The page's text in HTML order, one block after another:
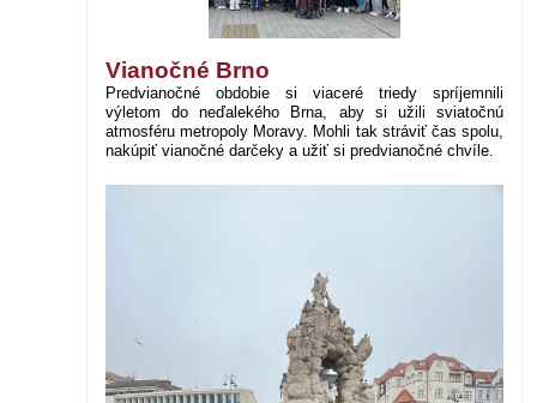
Vianočné Brno
Predvianočné obdobie si viaceré triedy spríjemnili
výletom do neďalekého Brna, aby si užili sviatočnú
atmosféru metropoly Moravy. Mohli tak stráviť čas spolu,
nakúpiť vianočné darčeky a užiť si predvianočné chvíle.